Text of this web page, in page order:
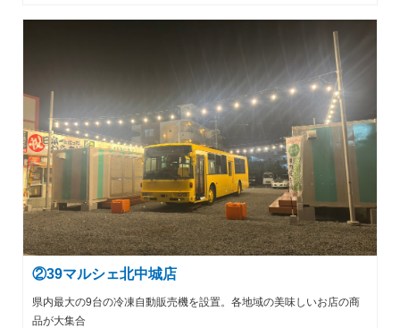
②39マルシェ北中城店
県内最大の9台の冷凍自動販売機を設置。各地域の美味しいお店の商
品が大集合